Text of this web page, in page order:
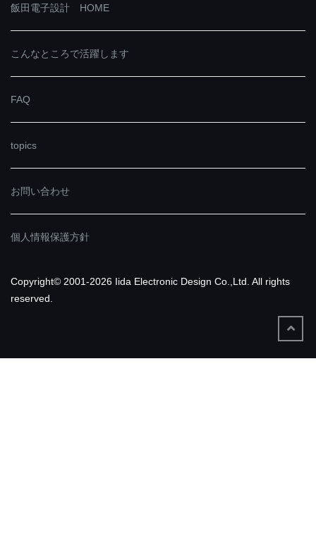
飯田電子設計 HOME
こんなところで活躍します
FAQ
topics
お問い合わせ
個人情報保護方針
Copyright© 2001-2026 Iida Electronic Design Co.,Ltd. All rights
reserved.